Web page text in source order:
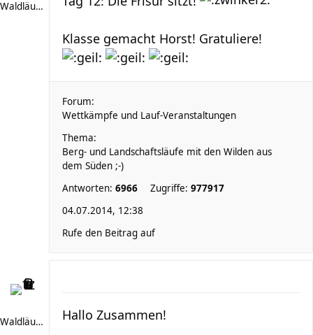
Waldläufer 66
Klasse gemacht Horst! Gratuliere!
Forum:
Wettkämpfe und Lauf-Veranstaltungen
Thema:
Berg- und Landschaftsläufe mit den Wilden aus
dem Süden ;-)
Antworten: 6966 Zugriffe: 977917
04.07.2014, 12:38
Rufe den Beitrag auf
Waldläufer 66 Hallo Zusammen!